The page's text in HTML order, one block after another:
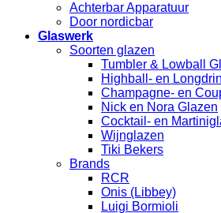
Achterbar Apparatuur
Door nordicbar
Glaswerk
Soorten glazen
Tumbler & Lowball
Highball- en
Champagne- en
Nick en Nora Glazen
Cocktail- en
Wijnglazen
Tiki Bekers
Brands
RCR
Onis (Libbey)
Luigi Bormioli